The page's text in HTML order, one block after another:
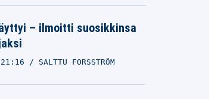
– ilmoitti suosikkinsa
SALTTU FORSSTRÖM